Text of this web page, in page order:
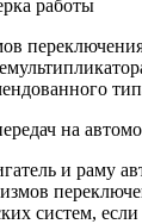
работы
на
и раму
систем, если